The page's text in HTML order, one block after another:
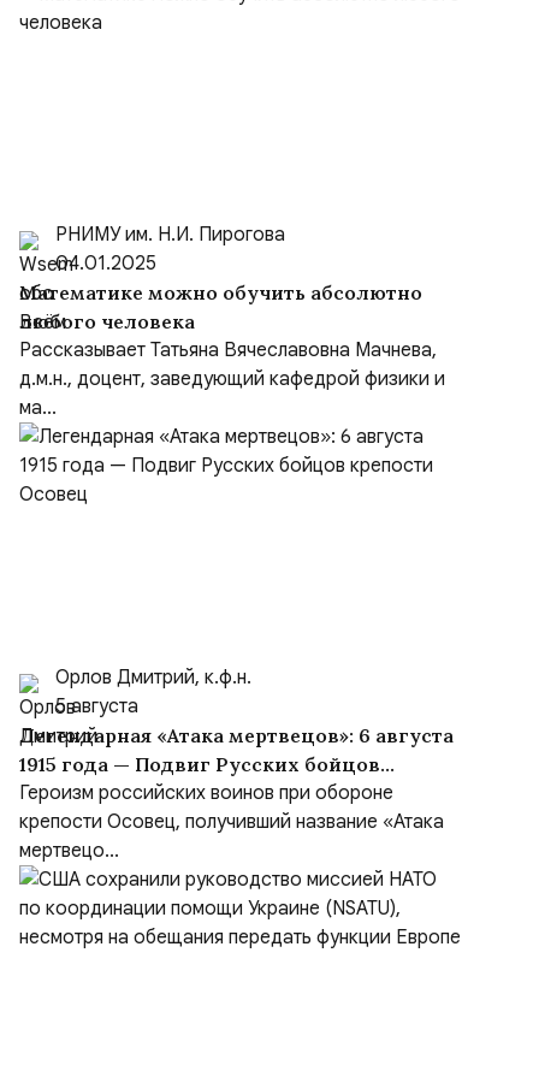
РНИМУ им. Н.И. Пирогова
04.01.2025
Математике можно обучить абсолютно
любого человека
Рассказывает Татьяна Вячеславовна Мачнева,
д.м.н., доцент, заведующий кафедрой физики и
ма...
Орлов Дмитрий, к.ф.н.
5 августа
Легендарная «Атака мертвецов»: 6 августа
1915 года — Подвиг Русских бойцов
крепости Осовец
Героизм российских воинов при обороне
крепости Осовец, получивший название «Атака
мертвецо...